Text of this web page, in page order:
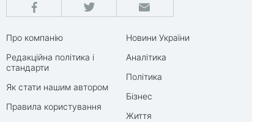
Про компанію
Редакційна політика і
стандарти
Як стати нашим автором
Правила користування
Новини України
Аналітика
Політика
Бізнес
Життя